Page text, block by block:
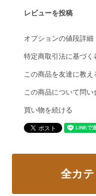
レビューを投稿
オプションの値段詳細
特定商取引法に基づく
この商品を友達に教え
この商品について問い
買い物を続ける
全カ